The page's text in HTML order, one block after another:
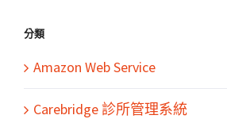
分類
Amazon Web Service
Carebridge 診所管理系統